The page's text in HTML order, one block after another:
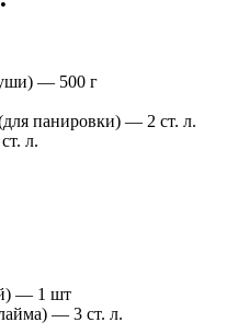
— 500 г
панировки) — 2 ст. л.
л.
— 1 шт
— 3 ст. л.